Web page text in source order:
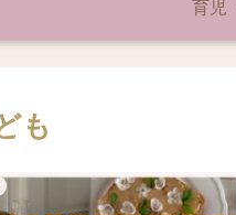
育児
も